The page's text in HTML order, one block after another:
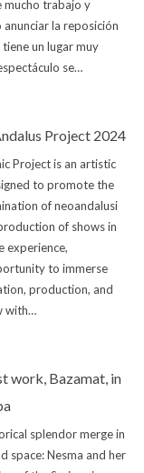
mucho trabajo y
la reposición
tiene un lugar muy
se…
Project 2024
Project is an artistic
to promote the
of neoandalusi
of shows in
experience,
to immerse
production, and
with…
work, Bazamat, in
splendor merge in
space: Nesma and her